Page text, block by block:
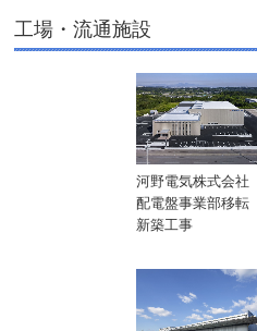
工場・流通施設
河野電気株式会社
配電盤事業部移転
新築工事